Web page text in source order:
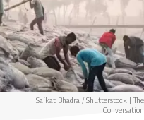
Saikat Bhadra / Shutterstock | The
Conversation